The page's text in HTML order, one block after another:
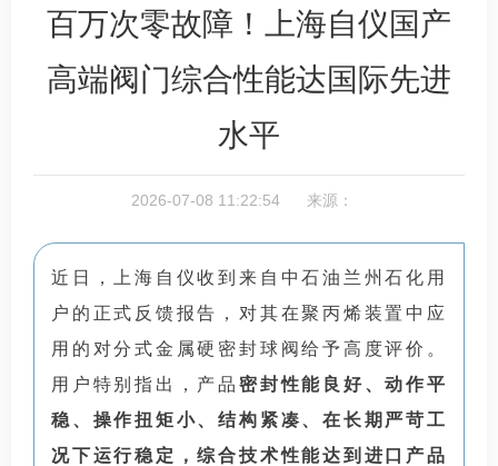
百万次零故障！上海自仪国产
高端阀门综合性能达国际先进
水平
2026-07-08 11:22:54 来源：
近日，上海自仪收到来自中石油兰州石化用
户的正式反馈报告，对其在聚丙烯装置中应
用的对分式金属硬密封球阀给予高度评价。
用户特别指出，产品 密封性能良好、动作平
稳、操作扭矩小、结构紧凑、在长期严苛工
况下运行稳定，综合技术性能达到进口产品